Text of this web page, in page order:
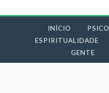
INÍCIO
ESPIRITUALIDADE
GENTE